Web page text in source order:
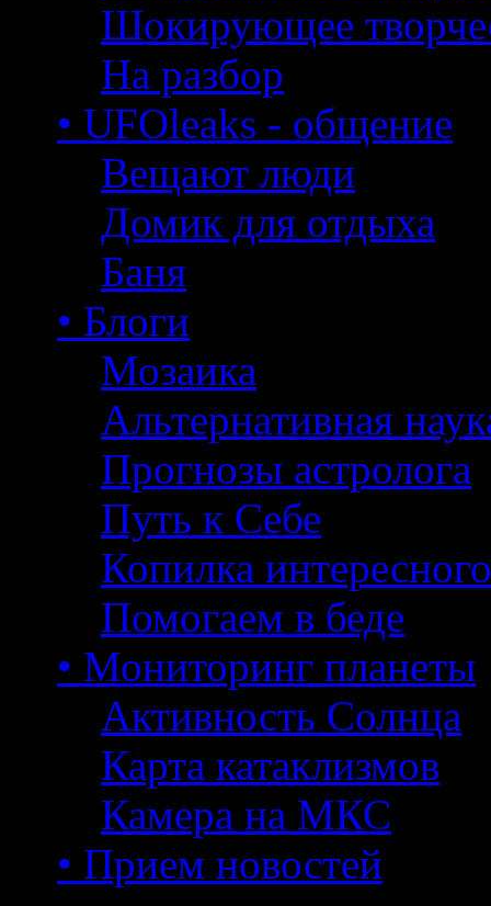
Шокирующее
На разбор
• UFOleaks - общение
Вещают люди
Домик для отдыха
Баня
• Блоги
Мозаика
Альтернативная
Прогнозы астролога
Путь к Себе
Копилка интересного
Помогаем в беде
• Мониторинг планеты
Активность Солнца
Карта катаклизмов
Камера на МКС
• Прием новостей